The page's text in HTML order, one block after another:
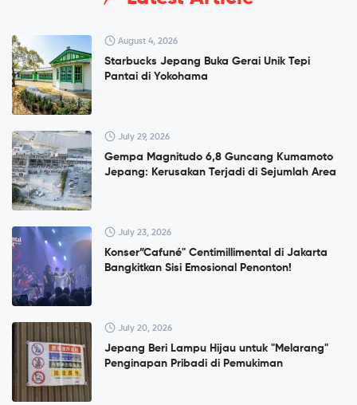
August 4, 2026
Starbucks Jepang Buka Gerai Unik Tepi
Pantai di Yokohama
July 29, 2026
Gempa Magnitudo 6,8 Guncang Kumamoto
Jepang: Kerusakan Terjadi di Sejumlah Area
July 23, 2026
Konser”Cafuné" Centimillimental di Jakarta
Bangkitkan Sisi Emosional Penonton!
July 20, 2026
Jepang Beri Lampu Hijau untuk "Melarang"
Penginapan Pribadi di Pemukiman